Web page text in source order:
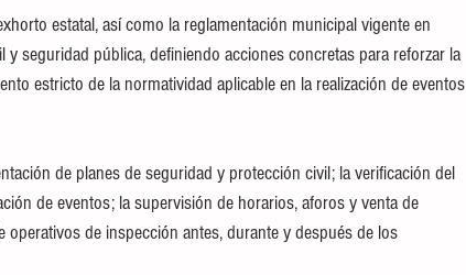
estatal, así como la reglamentación municipal vigente en
seguridad pública, definiendo acciones concretas para reforzar la
estricto de la normatividad aplicable en la realización de eventos
de planes de seguridad y protección civil; la verificación del
de eventos; la supervisión de horarios, aforos y venta de
de inspección antes, durante y después de los